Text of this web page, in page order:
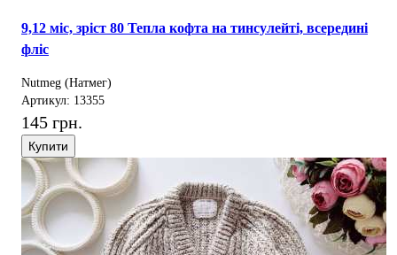
9,12 міс, зріст 80 Тепла кофта на тинсулейті, всередині
фліс
Nutmeg (Натмег)
Артикул: 13355
145 грн.
Купити